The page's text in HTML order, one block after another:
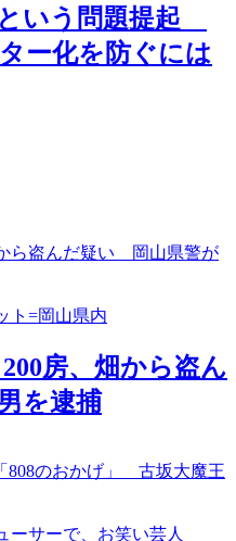
いう問題提起
ー化を防ぐには
ら盗んだ疑い 岡山県警が
房、畑から盗ん
を逮捕
808のおかげ」 古坂大魔王